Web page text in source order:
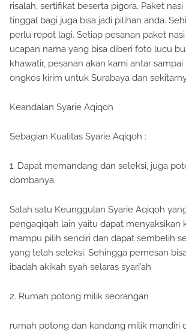
risalah, sertifikat beserta pigora. Paket
tinggal bagi juga bisa jadi pilihan anda.
perlu repot lagi. Setiap pesanan paket
ucapan nama yang bisa diberi foto lucu
khawatir, pesanan akan kami antar
ongkos kirim untuk Surabaya dan
Keandalan Syarie Aqiqoh
Sebagian Kualitas Syarie Aqiqoh :
1. Dapat memandang dan seleksi, juga
dombanya.
Salah satu Keunggulan Syarie Aqiqoh
pengaqiqah lain yaitu dapat menyaksikan
mampu pilih sendiri dan dapat sembelih
yang telah seleksi. Sehingga pemesan
ibadah akikah syah selaras syari’ah
2. Rumah potong milik seorangan
rumah potong dan kandang milik mandiri